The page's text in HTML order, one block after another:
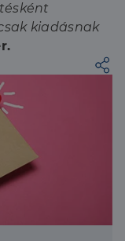
kiadásnak